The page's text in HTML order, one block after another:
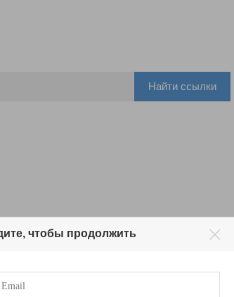
Найти ссылки
чтобы продолжить
Email